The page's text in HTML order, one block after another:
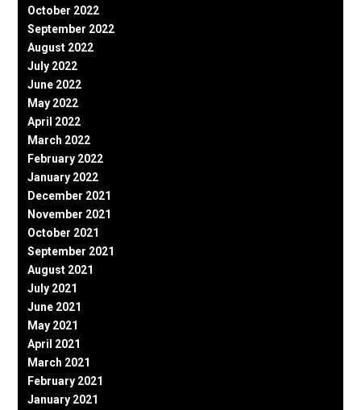
October 2022
September 2022
August 2022
July 2022
June 2022
May 2022
April 2022
March 2022
February 2022
January 2022
December 2021
November 2021
October 2021
September 2021
August 2021
July 2021
June 2021
May 2021
April 2021
March 2021
February 2021
January 2021